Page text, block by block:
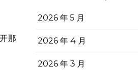
2026 年 5 月
2026 年 4 月
2026 年 3 月